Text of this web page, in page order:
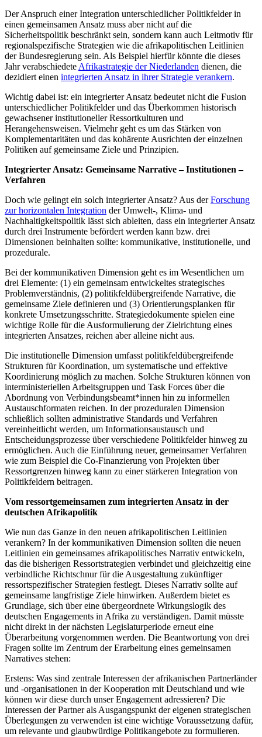
Der Anspruch einer Integration unterschiedlicher Politikfelder in
einen gemeinsamen Ansatz muss aber nicht auf die
Sicherheitspolitik beschränkt sein, sondern kann auch Leitmotiv für
regionalspezifische Strategien wie die afrikapolitischen Leitlinien
der Bundesregierung sein. Als Beispiel hierfür könnte die dieses
Jahr verabschiedete Afrikastrategie der Niederlanden dienen, die
dezidiert einen integrierten Ansatz in ihrer Strategie verankern.
Wichtig dabei ist: ein integrierter Ansatz bedeutet nicht die Fusion
unterschiedlicher Politikfelder und das Überkommen historisch
gewachsener institutioneller Ressortkulturen und
Herangehensweisen. Vielmehr geht es um das Stärken von
Komplementaritäten und das kohärente Ausrichten der einzelnen
Politiken auf gemeinsame Ziele und Prinzipien.
Integrierter Ansatz: Gemeinsame Narrative – Institutionen –
Verfahren
Doch wie gelingt ein solch integrierter Ansatz? Aus derForschung
zur horizontalen Integration der Umwelt-, Klima- und
Nachhaltigkeitspolitik lässt sich ableiten, dass ein integrierter Ansatz
durch drei Instrumente befördert werden kann bzw. drei
Dimensionen beinhalten sollte: kommunikative, institutionelle, und
prozedurale.
Bei der kommunikativen Dimension geht es im Wesentlichen um
drei Elemente: (1) ein gemeinsam entwickeltes strategisches
Problemverständnis, (2) politikfeldübergreifende Narrative, die
gemeinsame Ziele definieren und (3) Orientierungsplanken für
konkrete Umsetzungsschritte. Strategiedokumente spielen eine
wichtige Rolle für die Ausformulierung der Zielrichtung eines
integrierten Ansatzes, reichen aber alleine nicht aus.
Die institutionelle Dimension umfasst politikfeldübergreifende
Strukturen für Koordination, um systematische und effektive
Koordinierung möglich zu machen. Solche Strukturen können von
interministeriellen Arbeitsgruppen und Task Forces über die
Abordnung von Verbindungsbeamt*innen hin zu informellen
Austauschformaten reichen. In der prozeduralen Dimension
schließlich sollten administrative Standards und Verfahren
vereinheitlicht werden, um Informationsaustausch und
Entscheidungsprozesse über verschiedene Politikfelder hinweg zu
ermöglichen. Auch die Einführung neuer, gemeinsamer Verfahren
wie zum Beispiel die Co-Finanzierung von Projekten über
Ressortgrenzen hinweg kann zu einer stärkeren Integration von
Politikfeldern beitragen.
Vom ressortgemeinsamen zum integrierten Ansatz in der
deutschen Afrikapolitik
Wie nun das Ganze in den neuen afrikapolitischen Leitlinien
verankern? In der kommunikativen Dimension sollten die neuen
Leitlinien ein gemeinsames afrikapolitisches Narrativ entwickeln,
das die bisherigen Ressortstrategien verbindet und gleichzeitig eine
verbindliche Richtschnur für die Ausgestaltung zukünftiger
ressortspezifischer Strategien festlegt. Dieses Narrativ sollte auf
gemeinsame langfristige Ziele hinwirken. Außerdem bietet es
Grundlage, sich über eine übergeordnete Wirkungslogik des
deutschen Engagements in Afrika zu verständigen. Damit müsste
nicht direkt in der nächsten Legislaturperiode erneut eine
Überarbeitung vorgenommen werden. Die Beantwortung von drei
Fragen sollte im Zentrum der Erarbeitung eines gemeinsamen
Narratives stehen:
Erstens: Was sind zentrale Interessen der afrikanischen Partnerländer
und -organisationen in der Kooperation mit Deutschland und wie
können wir diese durch unser Engagement adressieren? Die
Interessen der Partner als Ausgangspunkt der eigenen strategischen
Überlegungen zu verwenden ist eine wichtige Voraussetzung dafür,
um relevante und glaubwürdige Politikangebote zu formulieren.